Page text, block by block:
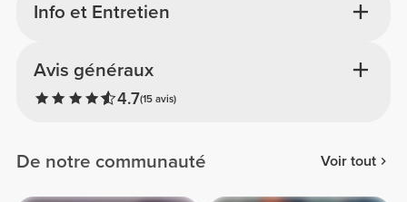
Info et Entretien
Avis généraux
4.7(15 avis)
De notre communauté Voir tout